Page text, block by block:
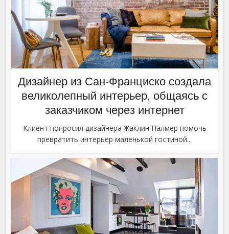
Дизайнер из Сан-Франциско создала
великолепный интерьер, общаясь с
заказчиком через интернет
Клиент попросил дизайнера Жаклин Палмер помочь
превратить интерьер маленькой гостиной...